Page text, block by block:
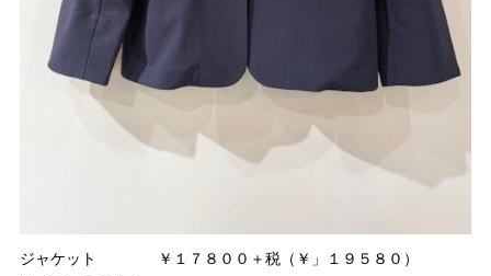
ジャケット ￥１７８００＋税（￥」１９５８０）